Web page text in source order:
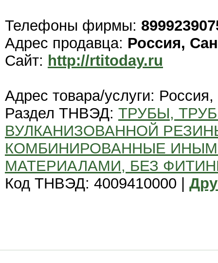
Телефоны фирмы:
Адрес продавца: Россия,
Сайт: http://rtitoday.ru
Адрес товара/услуги:
Раздел ТНВЭД: ТРУБЫ,
ВУЛКАНИЗОВАННОЙ
КОМБИНИРОВАННЫЕ
МАТЕРИАЛАМИ, БЕЗ
Код ТНВЭД: 4009410000 |